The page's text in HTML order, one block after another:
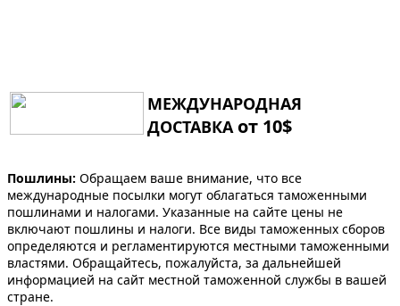
МЕЖДУНАРОДНАЯ
ДОСТАВКА от 10$
Пошлины: Обращаем ваше внимание, что все
международные посылки могут облагаться таможенными
пошлинами и налогами. Указанные на сайте цены не
включают пошлины и налоги. Все виды таможенных сборов
определяются и регламентируются местными таможенными
властями. Обращайтесь, пожалуйста, за дальнейшей
информацией на сайт местной таможенной службы в вашей
стране.